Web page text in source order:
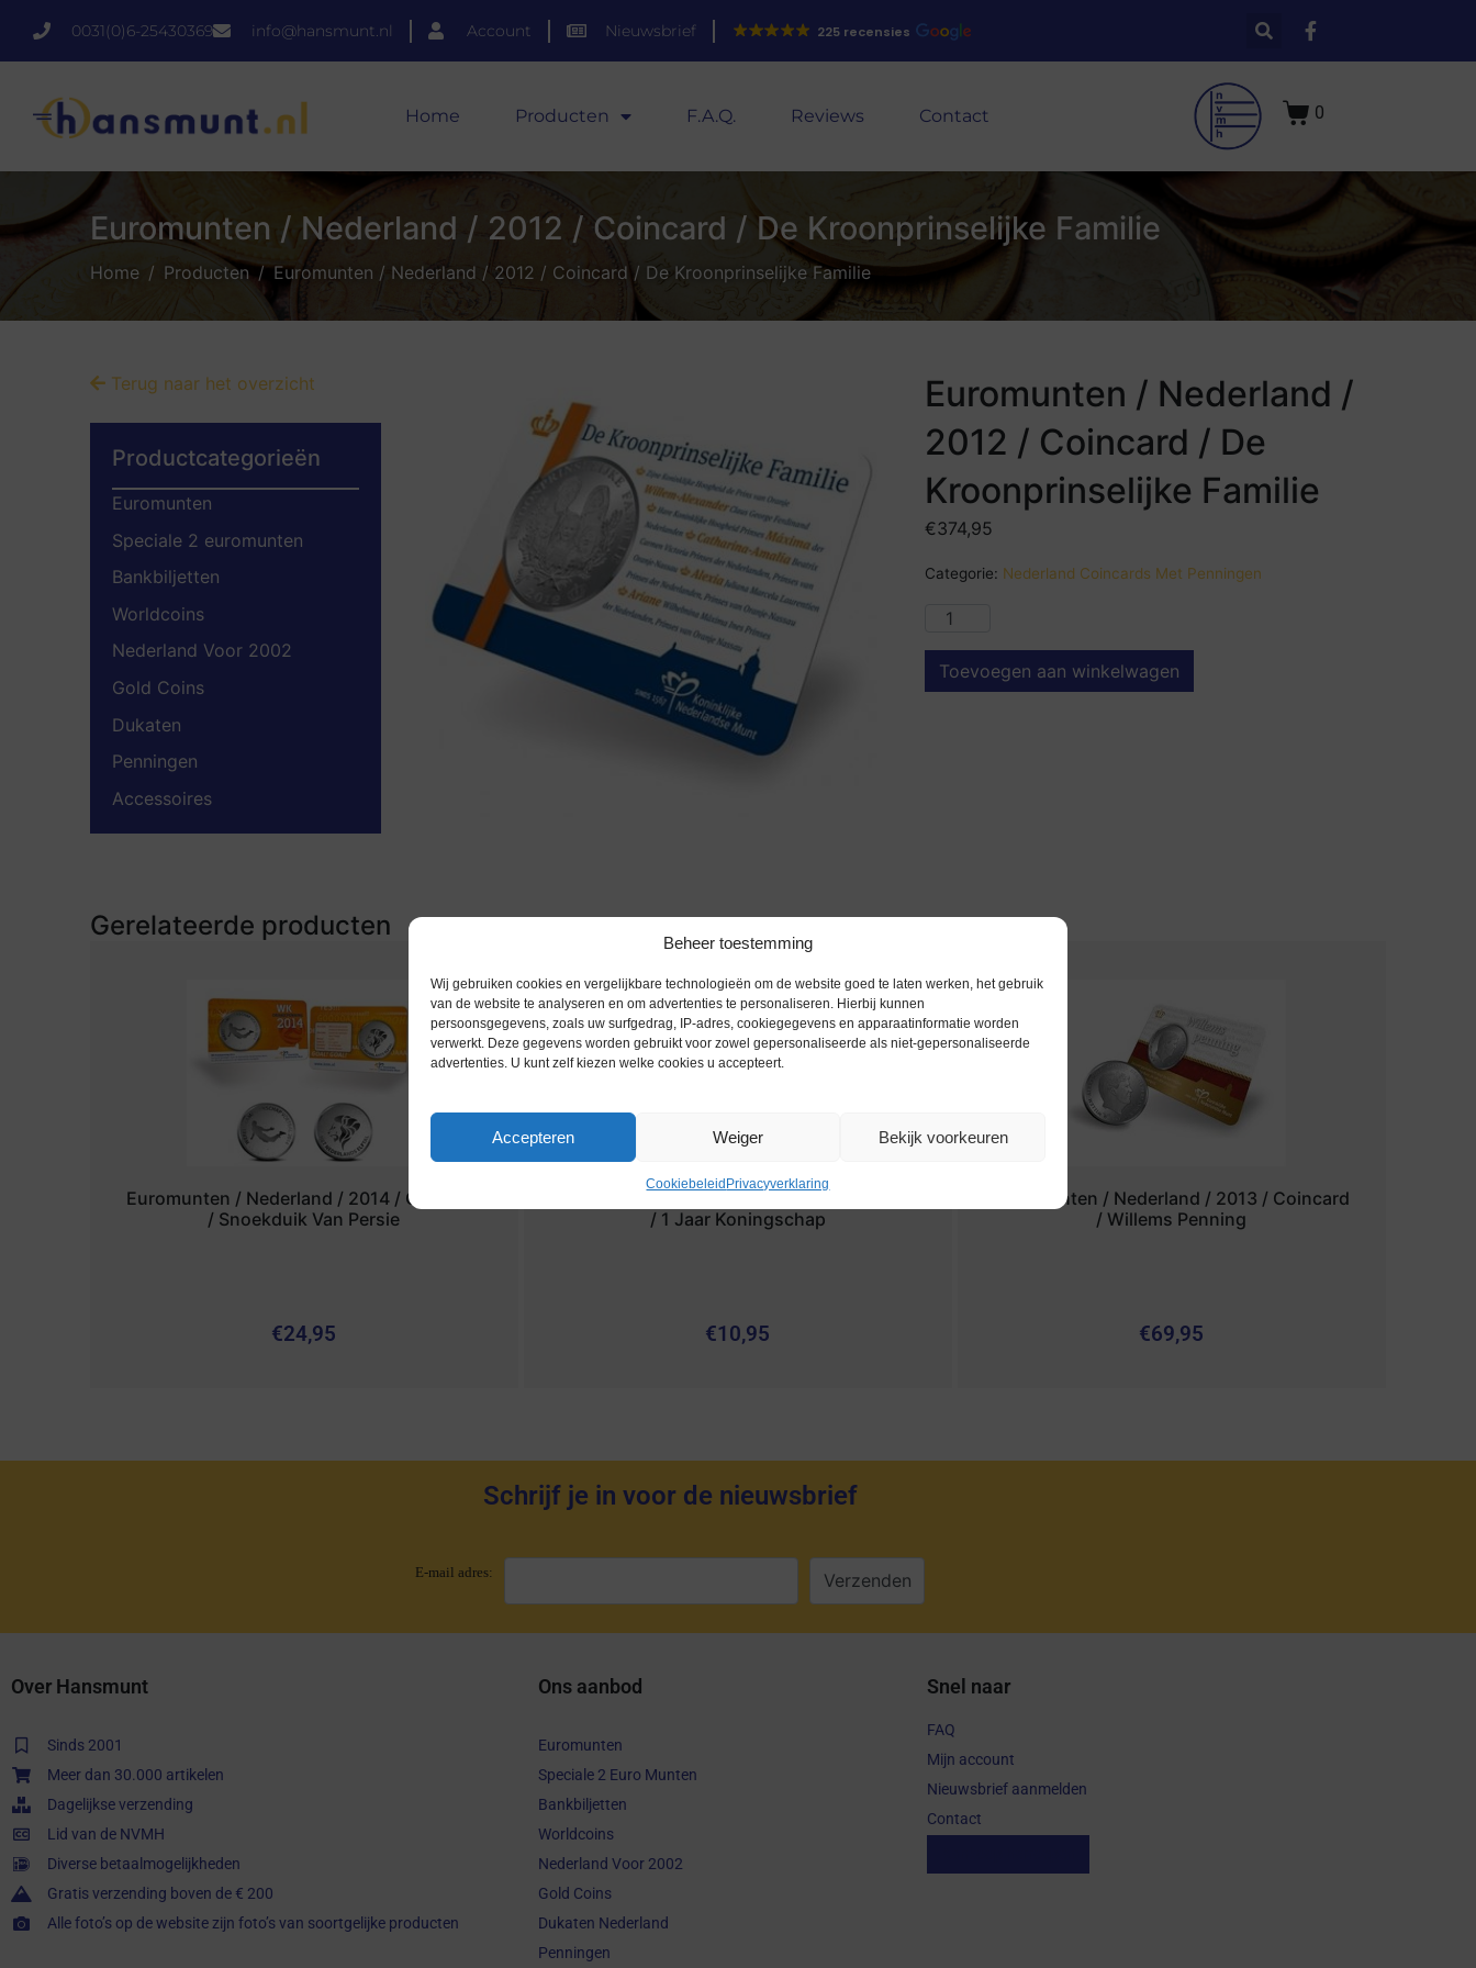
Beheer toestemming
Wij gebruiken cookies en vergelijkbare technologieën om de website goed te laten werken, het gebruik
van de website te analyseren en om advertenties te personaliseren. Hierbij kunnen
persoonsgegevens, zoals uw surfgedrag, IP-adres, cookiegegevens en apparaatinformatie worden
verwerkt. Deze gegevens worden gebruikt voor zowel gepersonaliseerde als niet-gepersonaliseerde
advertenties. U kunt zelf kiezen welke cookies u accepteert.
Accepteren Weiger Bekijk voorkeuren
Cookiebeleid Privacyverklaring
0031(0)6-25430369 info@hansmunt.nl Account Nieuwsbrief 225 recensies
Home Producten F.A.Q. Reviews Contact 0
Euromunten / Nederland / 2012 / Coincard / De Kroonprinselijke Familie
Home Producten Euromunten / Nederland / 2012 / Coincard / De Kroonprinselijke Familie
Euromunten / Nederland /
2012 / Coincard / De
Kroonprinselijke Familie
€374,95
Categorie: Nederland Coincards Met Penningen
Toevoegen aan winkelwagen
Terug naar het overzicht
Productcategorieën
Euromunten
Speciale 2 euromunten
Bankbiljetten
Worldcoins
Nederland Voor 2002
Gold Coins
Dukaten
Penningen
Accessoires
Gerelateerde producten
Euromunten / Nederland / 2014 / Coincard
/ Snoekduik Van Persie
€24,95
/ 1 Jaar Koningschap
€10,95
Euromunten / Nederland / 2013 / Coincard
/ Willems Penning
€69,95
Schrijf je in voor de nieuwsbrief
E-mail adres:
Over Hansmunt
Sinds 2001
Meer dan 30.000 artikelen
Dagelijkse verzending
Lid van de NVMH
Diverse betaalmogelijkheden
Gratis verzending boven de € 200
Alle foto’s op de website zijn foto’s van soortgelijke producten
Ons aanbod
Euromunten
Speciale 2 Euro Munten
Bankbiljetten
Worldcoins
Nederland Voor 2002
Gold Coins
Dukaten Nederland
Penningen
Snel naar
FAQ
Mijn account
Nieuwsbrief aanmelden
Contact